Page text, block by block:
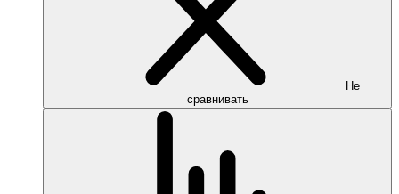
Не
сравнивать